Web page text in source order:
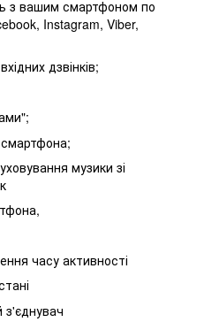
з вашим смартфоном по
Instagram, Viber,
дзвінків;
музики зі
часу активності
з'єднувач